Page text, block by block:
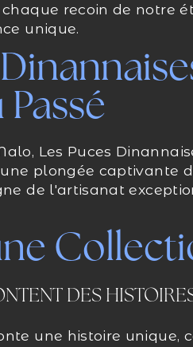
recoin de notre
unique.
Les Puces
plongée captivante
de l'artisanat
DES
une histoire unique,